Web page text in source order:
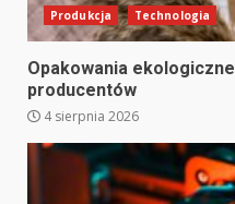
Produkcja Technologia
Opakowania
producentów
4 sierpnia 2026